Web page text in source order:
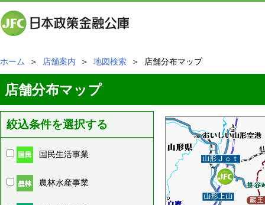
ホーム ＞ 店舗案内 ＞ 地図検索 ＞ 店舗分布マップ
店舗分布マップ
絞込条件を選択する
国民生活事業
農林水産事業